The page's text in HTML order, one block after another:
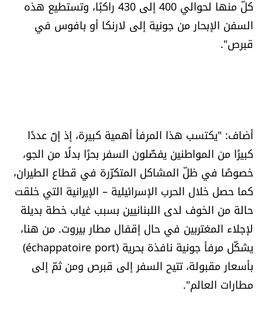
كلّ منها لحوالي 400 إلى 430 راكبًا، وتستطيع هذه
السفن الإبحار من جونية إلى لارنكا أو بافوس في
قبرص".
أضاف: "يكتسب هذا المرفأ أهمية كبيرة، إذ إنّ عددًا
كبيرًا من المواطنين يفضّلون السفر بحرًا بدلًا من الجو،
خصوصًا في ظلّ المشاكل المتكرّرة في قطاع الطيران،
كما حصل خلال الحرب الإسرائيلية – الإيرانية التي خلقت
حالة من الخوف لدى اللبنانيين بسبب غياب خطة بديلة
لإجلاء المغتربين في حال إقفال مطار بيروت. من هنا،
يشكّل مرفأ جونية نافذة بحرية (échappatoire port)
بأسعار مقبولة، تتيح السفر إلى قبرص ومن ثمّ إلى
مطارات العالم".